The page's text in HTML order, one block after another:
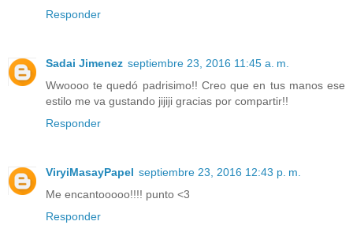
Responder
Sadai Jimenez septiembre 23, 2016 11:45 a. m.
Wwoooo te quedó padrisimo!! Creo que en tus manos ese
estilo me va gustando jijiji gracias por compartir!!
Responder
ViryiMasayPapel septiembre 23, 2016 12:43 p. m.
Me encantooooo!!!! punto <3
Responder